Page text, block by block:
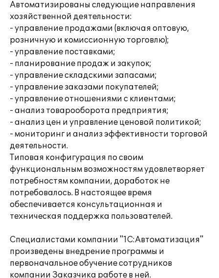
Автоматизированы следующие направления
хозяйственной деятельности:
- управление продажами (включая оптовую,
розничную и комиссионную торговлю);
- управление поставками;
- планирование продаж и закупок;
- управление складскими запасами;
- управление заказами покупателей;
- управление отношениями с клиентами;
- анализ товарооборота предприятия;
- анализ цен и управление ценовой политикой;
- мониторинг и анализ эффективности торговой
деятельности.
Типовая конфигурация по своим
функциональным возможностям удовлетворяет
потребностям компании, доработок не
потребовалось. В настоящее время
обеспечивается консультационная и
техническая поддержка пользователей.
Специалистами компании "1С:Автоматизация"
произведены внедрение программы и
первоначальное обучение сотрудников
компании Заказчика работе в ней.